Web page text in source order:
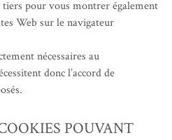
pour vous montrer également
Web sur le navigateur
nécessaires au
donc l’accord de
POUVANT